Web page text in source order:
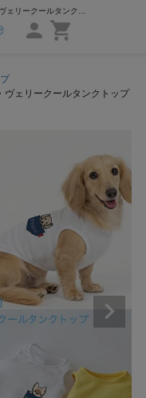
ヴェリークールタンクトップ